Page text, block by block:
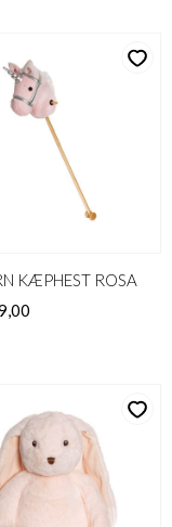
KÆPHEST ROSA